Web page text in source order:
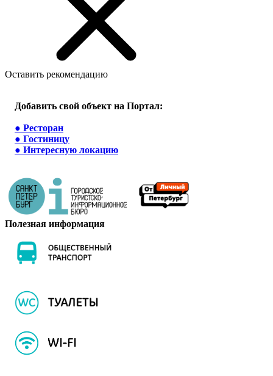
Оставить рекомендацию
Добавить свой объект на Портал:
● Ресторан
● Гостиницу
● Интересную локацию
Полезная информация